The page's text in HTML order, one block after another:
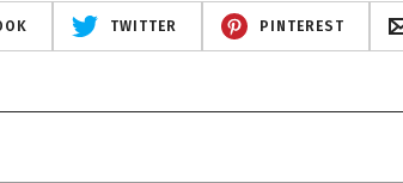
TWITTER PINTEREST